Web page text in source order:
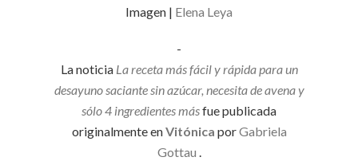
Imagen | Elena Leya
-
La noticia La receta más fácil y rápida para un
desayuno saciante sin azúcar, necesita de avena y
sólo 4 ingredientes másfue publicada
originalmente enVitónica porGabriela
Gottau .